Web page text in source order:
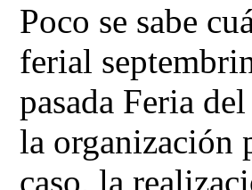
Poco se sabe
ferial
pasada Feria
la organización
caso, la